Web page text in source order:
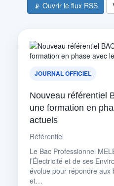
📡 Ouvrir le flux RSS
JOURNAL OFFICIEL
Nouveau référentiel
une formation en
actuels
Référentiel
Le Bac Professionnel
l’Électricité et de ses
évolue pour répondre aux
et…